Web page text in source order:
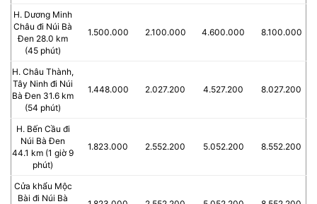
H. Dương Minh
Châu đi Núi Bà
Đen 28.0 km
(45 phút)
1.500.000 2.100.000 4.600.000 8.100.000
H. Châu Thành,
Tây Ninh đi Núi
Bà Đen 31.6 km
(54 phút)
1.448.000 2.027.200 4.527.200 8.027.200
H. Bến Cầu đi
Núi Bà Đen
44.1 km (1 giờ 9
phút)
1.823.000 2.552.200 5.052.200 8.552.200
Cửa khẩu Mộc
Bài đi Núi Bà